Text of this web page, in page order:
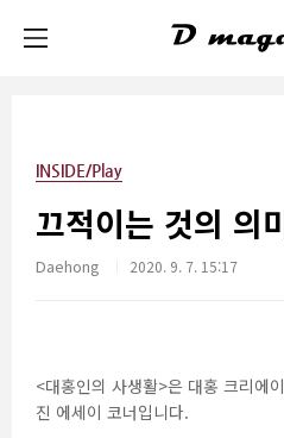
INSIDE/Play
끄적이는 것의 의
Daehong 2020. 9. 7. 15:17
<대홍인의 사생활>은 대홍 크리에
진 에세이 코너입니다.